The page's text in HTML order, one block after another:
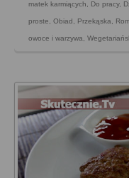
matek karmiących Do pracy,
proste Obiad Przekąska
owoce i warzywa